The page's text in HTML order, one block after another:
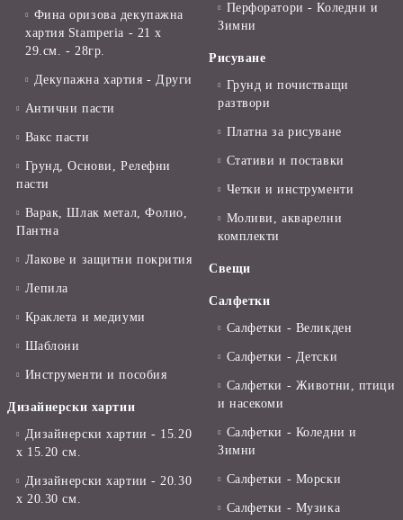
Фина оризова декупажна
хартия Stamperia - 21 х
29.см. - 28гр.
Декупажна хартия - Други
Антични пасти
Вакс пасти
Грунд, Основи, Релефни
пасти
Варак, Шлак метал, Фолио,
Пантна
Лакове и защитни покрития
Лепила
Краклета и медиуми
Шаблони
Инструменти и пособия
Дизайнерски хартии
Дизайнерски хартии - 15.20
х 15.20 см.
Дизайнерски хартии - 20.30
х 20.30 см.
Перфоратори - Коледни и
Зимни
Рисуване
Грунд и почистващи
разтвори
Платна за рисуване
Стативи и поставки
Четки и инструменти
Моливи, акварелни
комплекти
Свещи
Салфетки
Салфетки - Великден
Салфетки - Детски
Салфетки - Животни, птици
и насекоми
Салфетки - Коледни и
Зимни
Салфетки - Морски
Салфетки - Музика